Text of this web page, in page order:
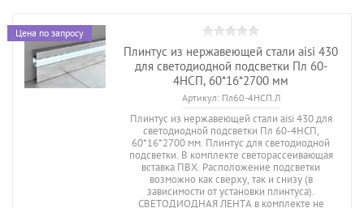
Цена по запросу
Плинтус из нержавеющей стали aisi 430
для светодиодной подсветки Пл 60-
4НСП, 60*16*2700 мм
Артикул:Пл60-4НСП.Л
Плинтус из нержавеющей стали aisi 430 для
светодиодной подсветки Пл 60-4НСП,
60*16*2700 мм. Плинтус для светодиодной
подсветки. В комплекте светорассеивающая
вставка ПВХ. Расположение подсветки
возможно как сверху, так и снизу (в
зависимости от установки плинтуса).
СВЕТОДИОДНАЯ ЛЕНТА в комплекте не